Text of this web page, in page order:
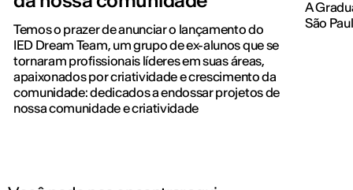
Temos o prazer de anunciar o lançamento do
IED Dream Team, um grupo de ex-alunos que se
tornaram profissionais líderes em suas áreas,
apaixonados por criatividade e crescimento da
comunidade: dedicados a endossar projetos de
nossa comunidade e criatividade
A
São